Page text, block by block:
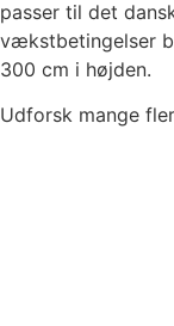
passer til det
vækstbetingelser
300 cm i højden.
Udforsk mange